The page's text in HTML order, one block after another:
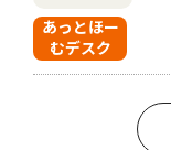
あっとほー
むデスク